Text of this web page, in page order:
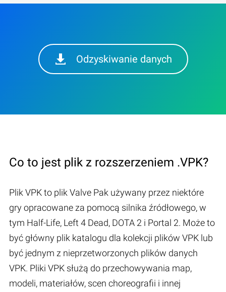
Odzyskiwanie danych
Co to jest plik z rozszerzeniem .VPK?
Plik VPK to plik Valve Pak używany przez niektóre
gry opracowane za pomocą silnika źródłowego, w
tym Half-Life, Left 4 Dead, DOTA 2 i Portal 2. Może to
być główny plik katalogu dla kolekcji plików VPK lub
być jednym z nieprzetworzonych plików danych
VPK. Pliki VPK służą do przechowywania map,
modeli, materiałów, scen choreografii i innej